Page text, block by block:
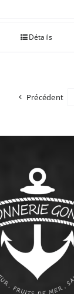
Détails
Précédent